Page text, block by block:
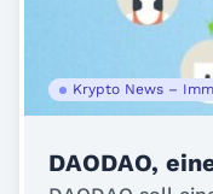
Krypto News –
DAODAO,